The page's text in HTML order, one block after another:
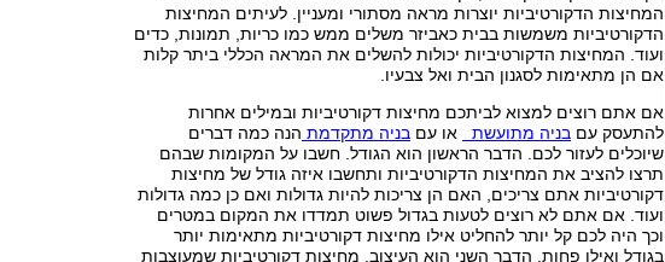
המחיצות הדקורטיביות יוצרות מראה מסתורי ומעניין. לעיתים המחיצות
הדקורטיביות משמשות בבית כאביזר משלים ממש כמו כריות, תמונות, כדים
ועוד. המחיצות הדקורטיביות יכולות להשלים את המראה הכללי ביתר קלות
אם הן מתאימות לסגנון הבית ואל צבעיו.
אם אתם רוצים למצוא לביתכם מחיצות דקורטיביות ובמילים אחרות
להתעסק עם בניה מתועשת או עם בניה מתקדמת הנה כמה דברים
שיוכלים לעזור לכם. הדבר הראשון הוא הגודל. חשבו על המקומות שבהם
תרצו להציב את המחיצות הדקורטיביות ותחשבו איזה גודל של מחיצות
דקורטיביות אתם צריכים, האם הן צריכות להיות גדולות ואם כן כמה גדולות
ועוד. אם אתם לא רוצים לטעות בגדול פשוט תמדדו את המקום במטרים
וכך היה לכם קל יותר להחליט אילו מחיצות דקורטיביות מתאימות יותר
בגודל ואילו פחות. הדבר השני הוא העיצוב. מחיצות דקורטיביות שמעוצבות